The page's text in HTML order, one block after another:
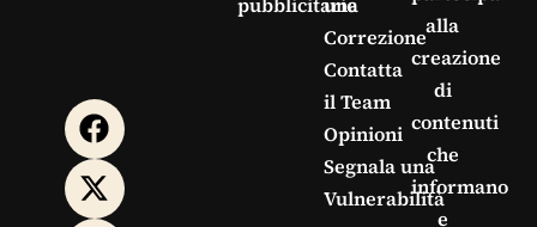
Correzione
Contatta
il Team
Opinioni
Segnala una
Vulnerabilità
alla
creazione
di
contenuti
che
informano
e